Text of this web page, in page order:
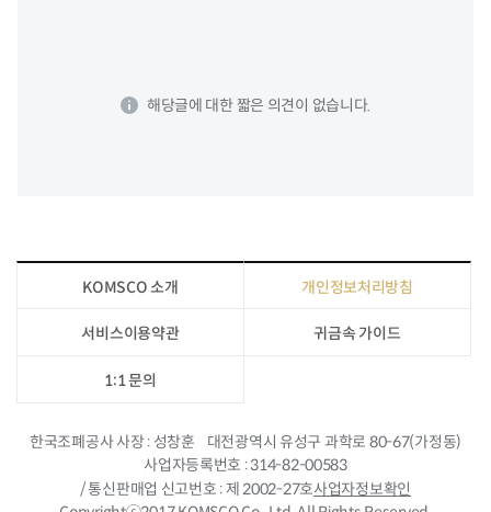
해당글에 대한 짧은 의견이 없습니다.
KOMSCO 소개 개인정보처리방침
서비스이용약관 귀금속 가이드
1:1 문의
한국조폐공사 사장 성창훈
대전광역시 유성구 과학로 80-67(가정동)
사업자등록번호 314-82-00583
/ 통신판매업 신고번호 제 2002-27호사업자정보확인